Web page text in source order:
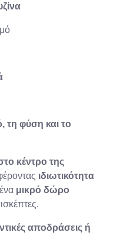
τη φύση και το
κέντρο της
ιδιωτικότητα
μικρό δώρο
αποδράσεις ή